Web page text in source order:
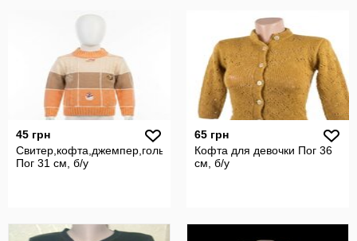
45 грн
Свитер,кофта,джемпер,гольф
Пог 31 см, б/у
65 грн
Кофта для девочки Пог 36
см, б/у